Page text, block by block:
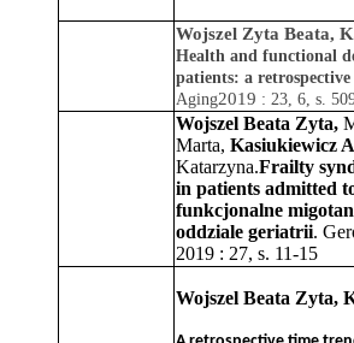
Wojszel Zyta Beata,
Health and functional
patients: a
Aging2019 : 23, 6, s.
Wojszel Beata Zyta,
Marta, Kasiukiewicz
Katarzyna.Frailty
in patients admitted
funkcjonalne
oddziale geriatrii.
2019 : 27, s. 11-15
Wojszel Beata Zyta,